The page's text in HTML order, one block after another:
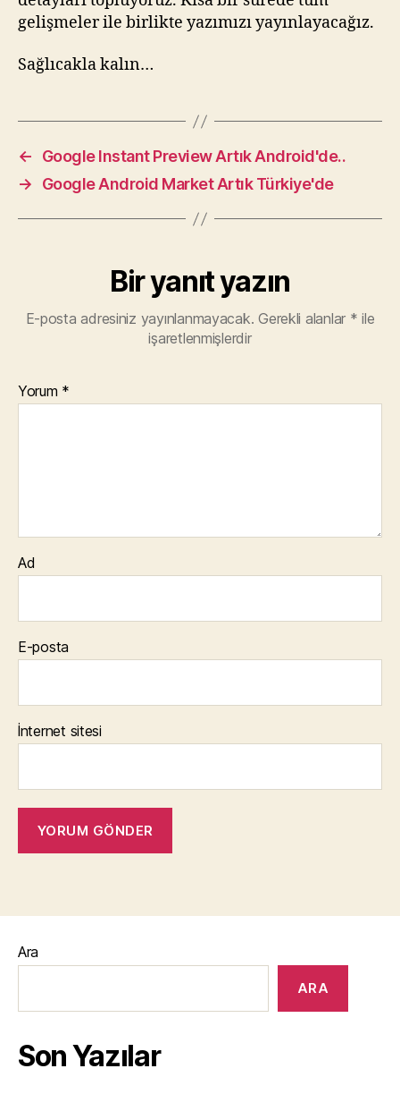
gelişmeler ile birlikte yazımızı yayınlayacağız.
Sağlıcakla kalın…
←
Google Instant Preview Artık Android'de..
→
Google Android Market Artık Türkiye'de
Bir yanıt yazın
E-posta adresiniz yayınlanmayacak. Gerekli alanlar * ile
işaretlenmişlerdir
Yorum *
Ad
E-posta
İnternet sitesi
Ara
ARA
Son Yazılar